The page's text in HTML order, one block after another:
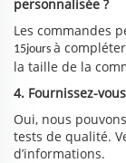
personnalisée ?
Les commandes
15jours à
la taille de la
4. Fournissez-
Oui, nous
tests de qualité.
d’informations.